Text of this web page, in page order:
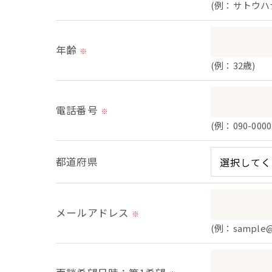
＜個人情報を与えなかった場合に生じる結
必要な情報を頂けない場合は、それに対応
＜個人情報の開示･訂正・削除･利用停止の
当社では、お客様の個人情報の開示･訂正･
ご本人である事を確認のうえ、対応させて
個人情報の開示･訂正･削除・利用停止の
(例：サトウ
年齢 ※
(例：32歳)
電話番号 ※
(例：090-
都道府県
メールアドレス ※
(例：